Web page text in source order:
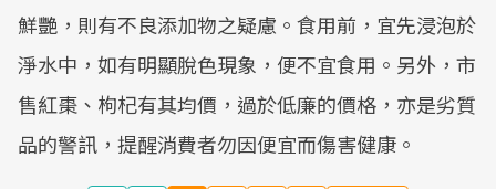
鮮艷，則有不良添加物之疑慮。食用前，宜先浸泡於
淨水中，如有明顯脫色現象，便不宜食用。另外，市
售紅棗、枸杞有其均價，過於低廉的價格，亦是劣質
品的警訊，提醒消費者勿因便宜而傷害健康。